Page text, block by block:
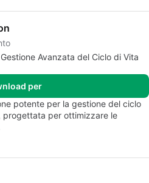
Avanzata del Ciclo di Vita
per
potente per la gestione del ciclo
progettata per ottimizzare le